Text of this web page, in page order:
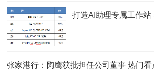
打造AI助理专属工作站
张家港行：陶鹰获批担任公司董事 热门看